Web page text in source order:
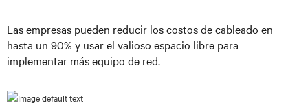
Las empresas pueden reducir los costos de cableado en
hasta un 90% y usar el valioso espacio libre para
implementar más equipo de red.